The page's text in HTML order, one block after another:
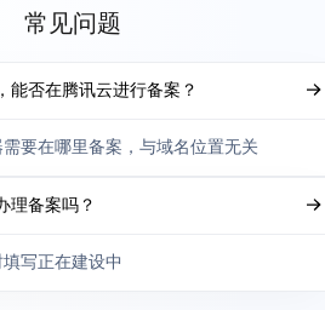
常见问题
能否在腾讯云进行备案？
要在哪里备案，与域名位置无关
理备案吗？
写正在建设中